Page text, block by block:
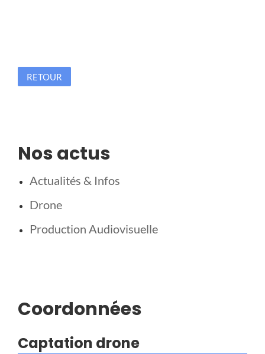
RETOUR
Nos actus
Actualités & Infos
Drone
Production Audiovisuelle
Coordonnées
Captation drone